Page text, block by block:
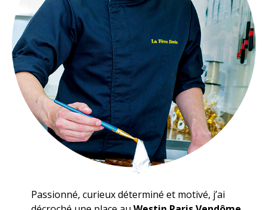
Passionné, curieux déterminé et motivé, j’ai